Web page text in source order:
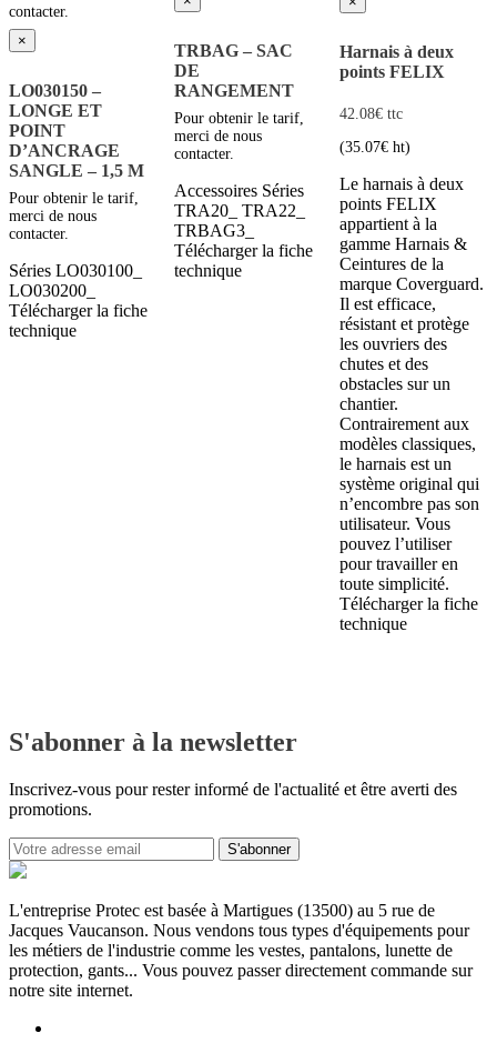
contacter.
×
LO030150 –
LONGE ET
POINT
D’ANCRAGE
SANGLE – 1,5 M
Pour obtenir le tarif,
merci de nous
contacter.
Séries LO030100_
LO030200_
Télécharger la fiche
technique
TRBAG – SAC
DE
RANGEMENT
Pour obtenir le tarif,
merci de nous
contacter.
Accessoires Séries
TRA20_ TRA22_
TRBAG3_
Télécharger la fiche
technique
Harnais à deux
points FELIX
42.08€ ttc
(35.07€ ht)
Le harnais à deux
points FELIX
appartient à la
gamme Harnais &
Ceintures de la
marque Coverguard.
Il est efficace,
résistant et protège
les ouvriers des
chutes et des
obstacles sur un
chantier.
Contrairement aux
modèles classiques,
le harnais est un
système original qui
n’encombre pas son
utilisateur. Vous
pouvez l’utiliser
pour travailler en
toute simplicité.
Télécharger la fiche
technique
S'abonner à la newsletter
Inscrivez-vous pour rester informé de l'actualité et être averti des
promotions.
L'entreprise Protec est basée à Martigues (13500) au 5 rue de
Jacques Vaucanson. Nous vendons tous types d'équipements pour
les métiers de l'industrie comme les vestes, pantalons, lunette de
protection, gants... Vous pouvez passer directement commande sur
notre site internet.